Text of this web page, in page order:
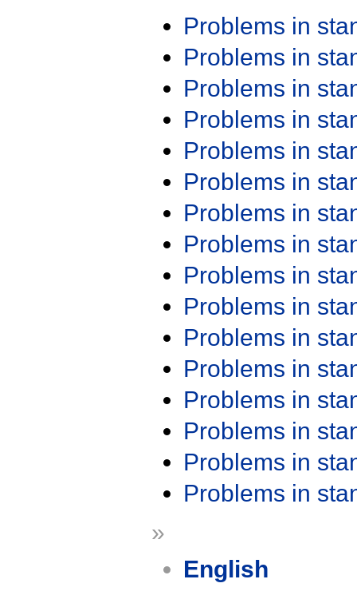
Problems in
Problems in
Problems in
Problems in
Problems in
Problems in
Problems in
Problems in
Problems in
Problems in
Problems in
Problems in
Problems in
Problems in
Problems in
Problems in
»
English